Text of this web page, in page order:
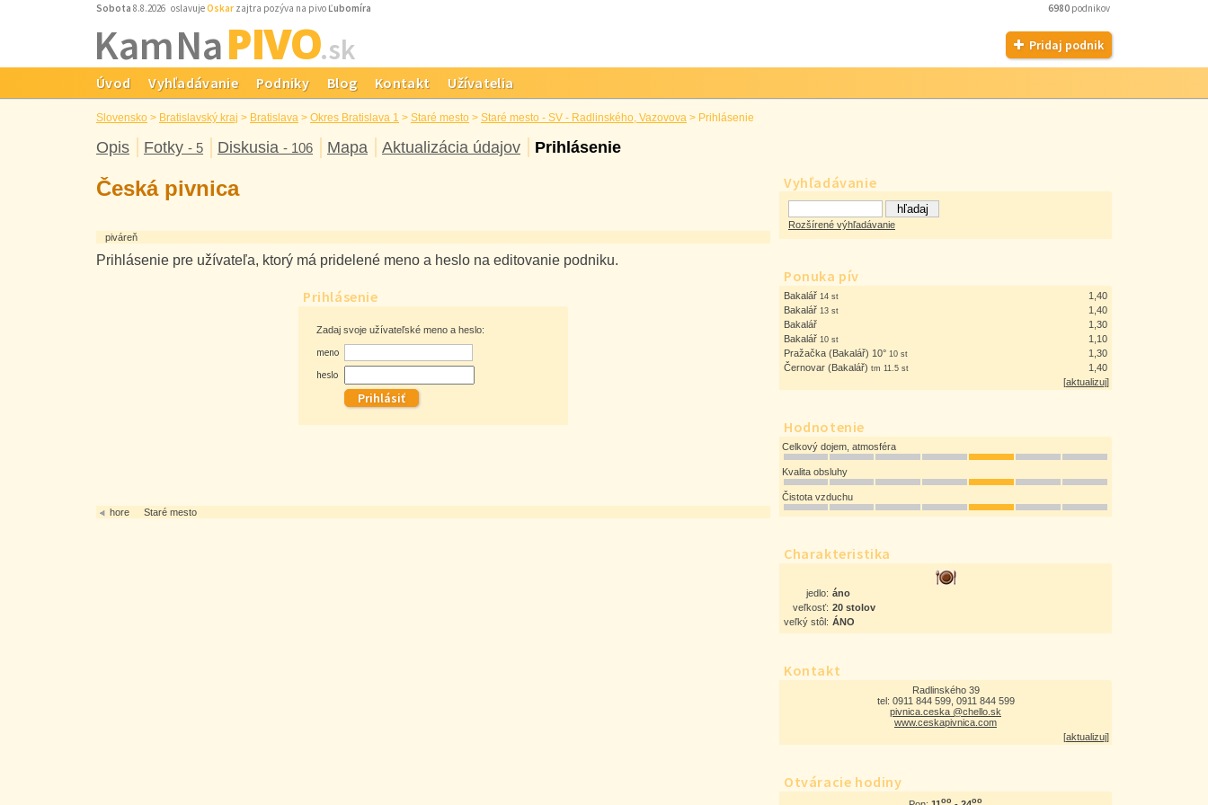
Sobota 8.8.2026 oslavujeOskar zajtra pozýva na pivo Ľubomíra 6980 podnikov
Kam NaPIVO.sk Pridaj podnik
Úvod Vyhľadávanie Podniky Blog Kontakt Užívatelia
Slovensko > Bratislavský kraj > Bratislava > Okres Bratislava 1 > Staré mesto > Staré mesto - SV - Radlinského, Vazovova > Prihlásenie
Opis Fotky - 5 Diskusia - 106 Mapa Aktualizácia údajov
Prihlásenie
Vyhľadávanie
Rozšírené výhľadávanie
Ponuka pív
Bakalář 14 st
1,40
Bakalář 13 st
1,40
Bakalář
1,30
Bakalář 10 st
1,10
Pražačka (Bakalář) 10° 10 st
1,30
Černovar (Bakalář) tm 11.5 st
1,40
[aktualizuj]
Hodnotenie
Celkový dojem, atmosféra
Kvalita obsluhy
Čistota vzduchu
Charakteristika
jedlo: áno
veľkosť: 20 stolov
veľký stôl: ÁNO
Kontakt
Radlinského 39
tel: 0911 844 599, 0911 844 599
pivnica.ceska @chello.sk
www.ceskapivnica.com
[aktualizuj]
Otváracie hodiny
oo oo
Česká pivnica
piváreň
Prihlásenie pre užívateľa, ktorý má pridelené meno a heslo na editovanie podniku.
Prihlásenie
Zadaj svoje užívateľské meno a heslo:
meno
heslo
hore Staré mesto